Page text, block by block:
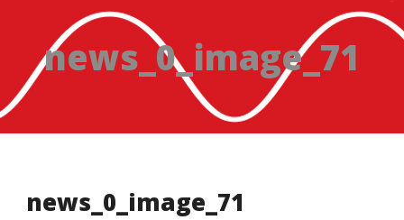
news_0_image_71
news_0_image_71